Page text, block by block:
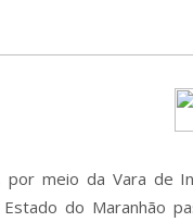
por meio da Vara de
do Maranhão